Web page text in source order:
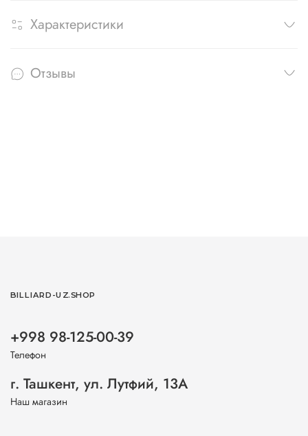
Характеристики
Отзывы
BILLIARD-UZ.SHOP
+998 98-125-00-39
Телефон
г. Ташкент, ул. Лутфий, 13А
Наш магазин